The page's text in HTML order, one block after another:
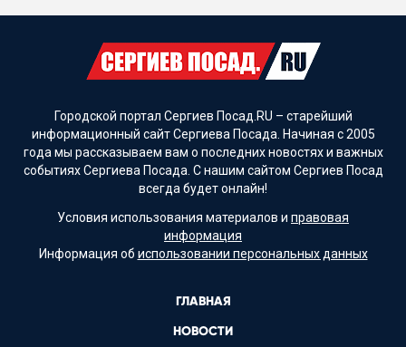
Городской портал Сергиев Посад.RU – старейший
информационный сайт Сергиева Посада. Начиная с 2005
года мы рассказываем вам о последних новостях и важных
событиях Сергиева Посада. С нашим сайтом Сергиев Посад
всегда будет онлайн!
Условия использования материалов и правовая
информация
Информация об использовании персональных данных
ГЛАВНАЯ
НОВОСТИ